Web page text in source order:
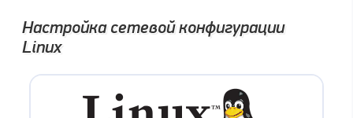
Настройка сетевой конфигурации
Linux